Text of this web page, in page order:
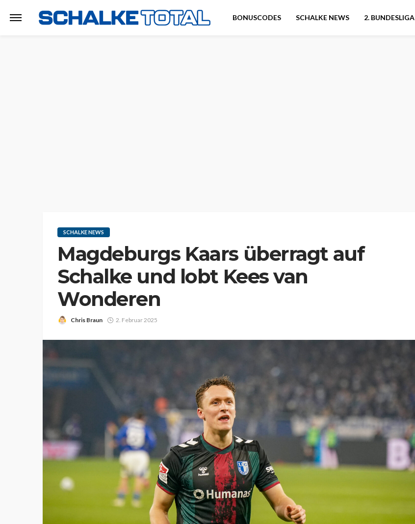
BONUSCODES SCHALKE NEWS 2. BUNDESLIGA
SCHALKE NEWS
Magdeburgs Kaars überragt auf
Schalke und lobt Kees van
Wonderen
Chris Braun 2. Februar 2025